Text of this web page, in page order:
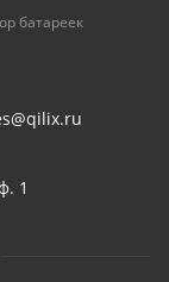
батареек
1